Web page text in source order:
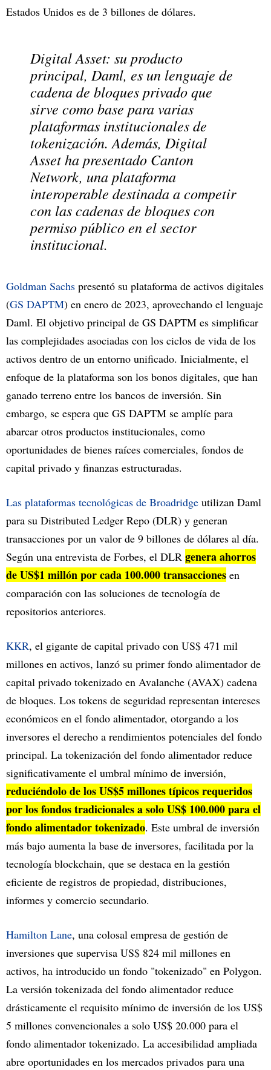
Estados Unidos es de 3 billones de dólares.
Digital Asset: su producto
principal, Daml, es un lenguaje de
cadena de bloques privado que
sirve como base para varias
plataformas institucionales de
tokenización. Además, Digital
Asset ha presentado Canton
Network, una plataforma
interoperable destinada a competir
con las cadenas de bloques con
permiso público en el sector
institucional.
Goldman Sachs presentó su plataforma de activos digitales
(GS DAPTM) en enero de 2023, aprovechando el lenguaje
Daml. El objetivo principal de GS DAPTM es simplificar
las complejidades asociadas con los ciclos de vida de los
activos dentro de un entorno unificado. Inicialmente, el
enfoque de la plataforma son los bonos digitales, que han
ganado terreno entre los bancos de inversión. Sin
embargo, se espera que GS DAPTM se amplíe para
abarcar otros productos institucionales, como
oportunidades de bienes raíces comerciales, fondos de
capital privado y finanzas estructuradas.
Las plataformas tecnológicas de Broadridge utilizan Daml
para su Distributed Ledger Repo (DLR) y generan
transacciones por un valor de 9 billones de dólares al día.
Según una entrevista de Forbes, el DLR genera ahorros
de US$1 millón por cada 100.000 transacciones en
comparación con las soluciones de tecnología de
repositorios anteriores.
KKR, el gigante de capital privado con US$ 471 mil
millones en activos, lanzó su primer fondo alimentador de
capital privado tokenizado en Avalanche (AVAX) cadena
de bloques. Los tokens de seguridad representan intereses
económicos en el fondo alimentador, otorgando a los
inversores el derecho a rendimientos potenciales del fondo
principal. La tokenización del fondo alimentador reduce
significativamente el umbral mínimo de inversión,
reduciéndolo de los US$5 millones típicos requeridos
por los fondos tradicionales a solo US$ 100.000 para el
fondo alimentador tokenizado. Este umbral de inversión
más bajo aumenta la base de inversores, facilitada por la
tecnología blockchain, que se destaca en la gestión
eficiente de registros de propiedad, distribuciones,
informes y comercio secundario.
Hamilton Lane, una colosal empresa de gestión de
inversiones que supervisa US$ 824 mil millones en
activos, ha introducido un fondo "tokenizado" en Polygon.
La versión tokenizada del fondo alimentador reduce
drásticamente el requisito mínimo de inversión de los US$
5 millones convencionales a solo US$ 20.000 para el
fondo alimentador tokenizado. La accesibilidad ampliada
abre oportunidades en los mercados privados para una